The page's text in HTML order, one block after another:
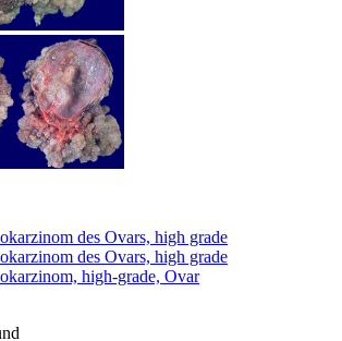
des Ovars, high grade
des Ovars, high grade
high-grade, Ovar